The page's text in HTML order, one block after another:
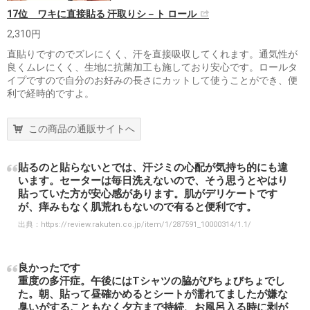
17位 ワキに直接貼る 汗取りシ－ト ロール
2,310円
直貼りですのでズレにくく、汗を直接吸収してくれます。通気性が
良くムレにくく、生地に抗菌加工も施しており安心です。ロールタ
イプですので自分のお好みの長さにカットして使うことができ、便
利で経時的ですよ。
この商品の通販サイトへ
貼るのと貼らないとでは、汗ジミの心配が気持ち的にも違
います。セーターは毎日洗えないので、そう思うとやはり
貼っていた方が安心感があります。肌がデリケートです
が、痒みもなく肌荒れもないので有ると便利です。
出典： https://review.rakuten.co.jp/item/1/287591_10000314/1.1/
良かったです
重度の多汗症。午後にはTシャツの脇がびちょびちょでし
た。朝、貼って昼確かめるとシートが濡れてましたが嫌な
臭いがすることもなく夕方まで持続、お風呂入る時に剥が